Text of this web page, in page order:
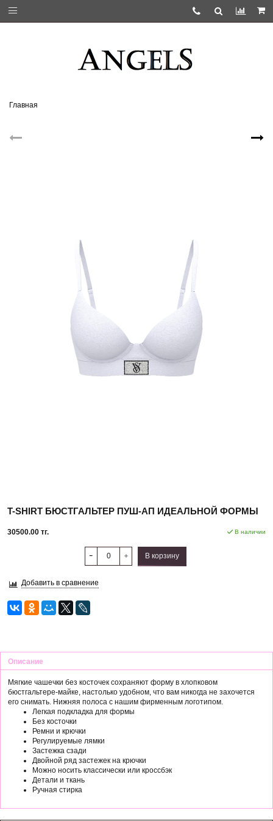
Главная
T-SHIRT БЮСТГАЛЬТЕР ПУШ-АП ИДЕАЛЬНОЙ ФОРМЫ
30500.00 тг. В наличии
В корзину
Добавить в сравнение
Описание
Мягкие чашечки без косточек сохраняют форму в хлопковом
бюстгальтере-майке, настолько удобном, что вам никогда не захочется
его снимать. Нижняя полоса с нашим фирменным логотипом.
Легкая подкладка для формы
Без косточки
Ремни и крючки
Регулируемые лямки
Застежка сзади
Двойной ряд застежек на крючки
Можно носить классически или кроссбэк
Детали и ткань
Ручная стирка